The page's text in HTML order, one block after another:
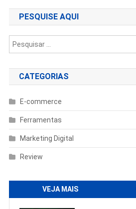
Post
PESQUISE AQUI
CATEGORIAS
E-commerce
Ferramentas
Marketing Digital
Review
VEJA MAIS